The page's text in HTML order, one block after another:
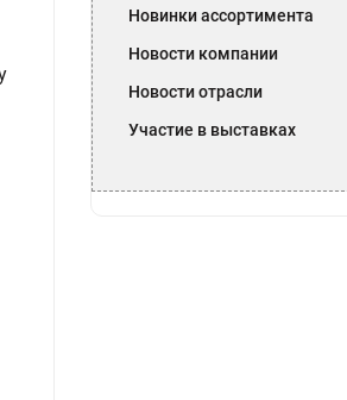
Новинки ассортимента
Новости компании
Новости отрасли
Участие в выставках